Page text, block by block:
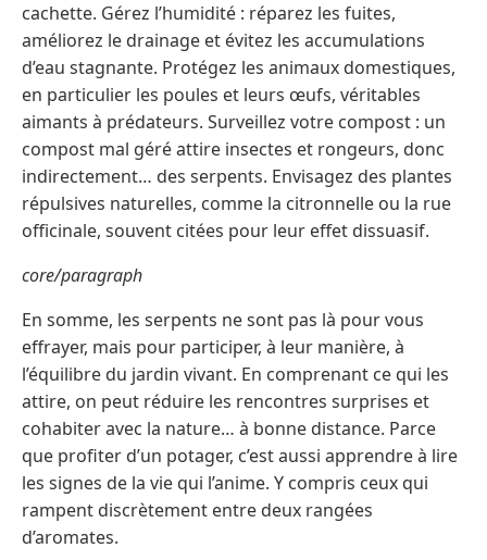
cachette. Gérez l’humidité : réparez les fuites,
améliorez le drainage et évitez les accumulations
d’eau stagnante. Protégez les animaux domestiques,
en particulier les poules et leurs œufs, véritables
aimants à prédateurs. Surveillez votre compost : un
compost mal géré attire insectes et rongeurs, donc
indirectement… des serpents. Envisagez des plantes
répulsives naturelles, comme la citronnelle ou la rue
officinale, souvent citées pour leur effet dissuasif.
core/paragraph
En somme, les serpents ne sont pas là pour vous
effrayer, mais pour participer, à leur manière, à
l’équilibre du jardin vivant. En comprenant ce qui les
attire, on peut réduire les rencontres surprises et
cohabiter avec la nature… à bonne distance. Parce
que profiter d’un potager, c’est aussi apprendre à lire
les signes de la vie qui l’anime. Y compris ceux qui
rampent discrètement entre deux rangées
d’aromates.